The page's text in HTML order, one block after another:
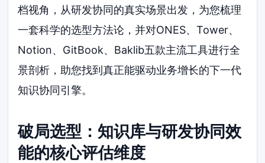
档视角，从研发协同的真实场景出发，为您梳理
一套科学的选型方法论，并对ONES、Tower、
Notion、GitBook、Baklib五款主流工具进行全
景剖析，助您找到真正能驱动业务增长的下一代
知识协同引擎。
破局选型：知识库与研发协同效
能的核心评估维度